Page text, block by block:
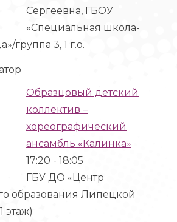
Сергеевна, ГБОУ
«Специальная школа-
группа 3, 1 г.о.
Образцовый детский
коллектив –
хореографический
ансамбль «Калинка»
17:20 - 18:05
ГБУ ДО «Центр
образования Липецкой
этаж)